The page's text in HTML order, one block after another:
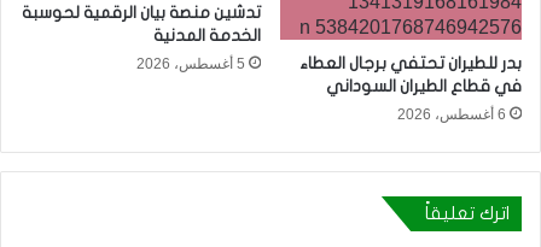
بدر للطيران تحتفي برجال العطاء
في قطاع الطيران السوداني
6 أغسطس، 2026
تدشين منصة بيان الرقمية لحوسبة
الخدمة المدنية
5 أغسطس، 2026
اترك تعليقاً